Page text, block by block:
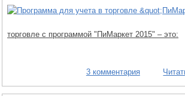
торговле с программой "ПиМаркет 2015" – это:
3 комментария